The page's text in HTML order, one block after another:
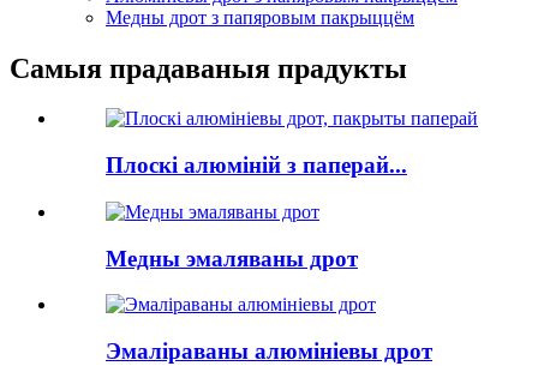
Медны дрот з папяровым пакрыццём
Самыя прадаваныя прадукты
Плоскі алюміній з паперай...
Медны эмаляваны дрот
Эмаліраваны алюмініевы дрот